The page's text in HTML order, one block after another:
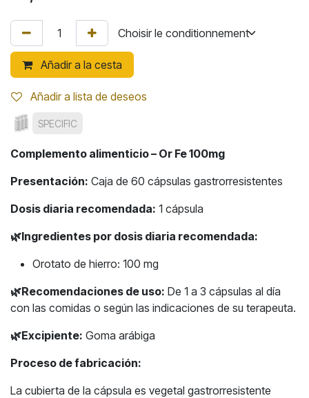
Añadir a la cesta
Añadir a lista de deseos
SPECIFIC
Complemento alimenticio – Or Fe 100mg
Presentación: Caja de 60 cápsulas gastrorresistentes
Dosis diaria recomendada: 1 cápsula
🌿Ingredientes por dosis diaria recomendada:
Orotato de hierro: 100 mg
🌿Recomendaciones de uso: De 1 a 3 cápsulas al día
con las comidas o según las indicaciones de su terapeuta.
🌿Excipiente: Goma arábiga
Proceso de fabricación:
La cubierta de la cápsula es vegetal gastrorresistente